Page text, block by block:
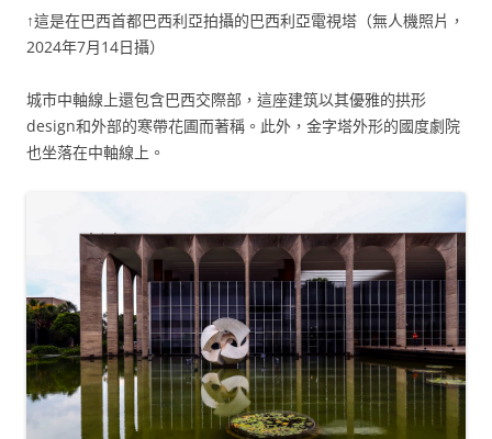
↑這是在巴西首都巴西利亞拍攝的巴西利亞電視塔（無人機照片，
2024年7月14日攝）
城市中軸線上還包含巴西交際部，這座建筑以其優雅的拱形
design和外部的寒帶花圃而著稱。此外，金字塔外形的國度劇院
也坐落在中軸線上。